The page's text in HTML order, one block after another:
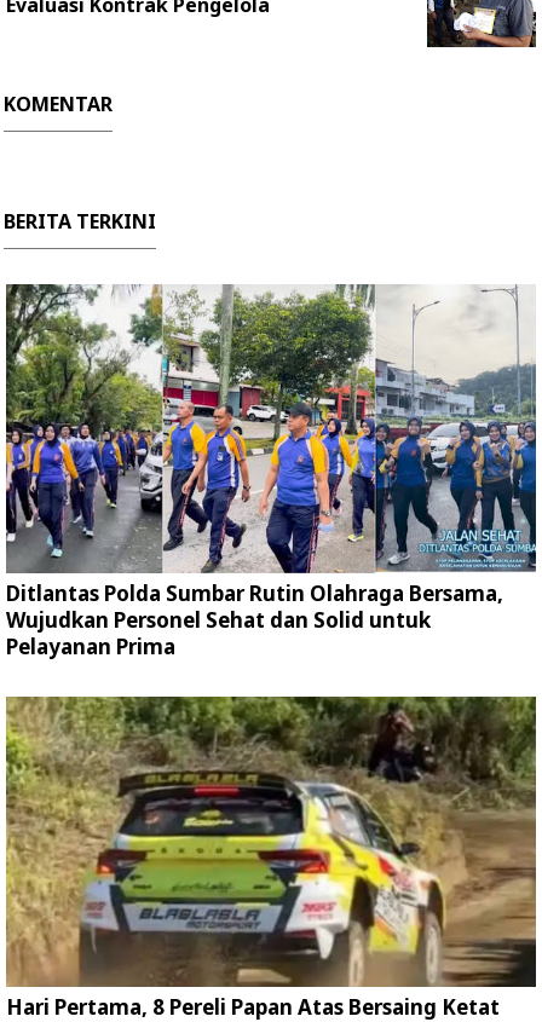
KOMENTAR
BERITA TERKINI
Ditlantas Polda Sumbar Rutin Olahraga Bersama,
Wujudkan Personel Sehat dan Solid untuk
Pelayanan Prima
Hari Pertama, 8 Pereli Papan Atas Bersaing Ketat